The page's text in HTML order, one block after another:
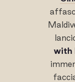
with